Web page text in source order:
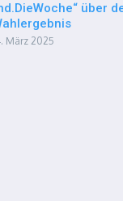
über
März 2025